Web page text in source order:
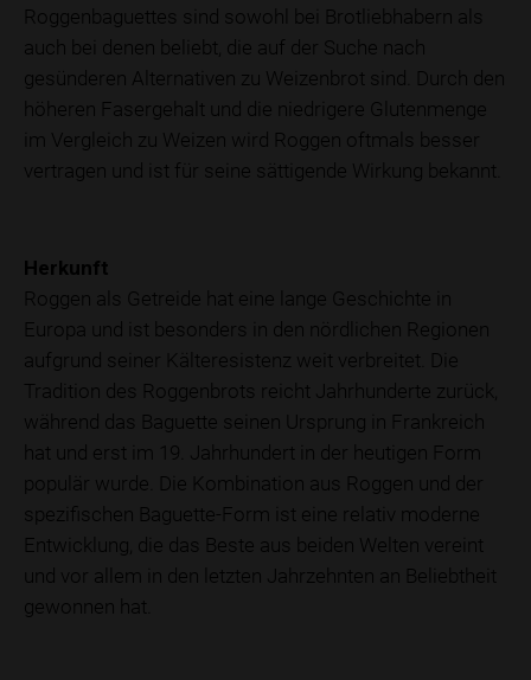
Roggenbaguettes sind sowohl bei Brotliebhabern als
auch bei denen beliebt, die auf der Suche nach
gesünderen Alternativen zu Weizenbrot sind. Durch den
höheren Fasergehalt und die niedrigere Glutenmenge
im Vergleich zu Weizen wird Roggen oftmals besser
vertragen und ist für seine sättigende Wirkung bekannt.
Herkunft
Roggen als Getreide hat eine lange Geschichte in
Europa und ist besonders in den nördlichen Regionen
aufgrund seiner Kälteresistenz weit verbreitet. Die
Tradition des Roggenbrots reicht Jahrhunderte zurück,
während das Baguette seinen Ursprung in Frankreich
hat und erst im 19. Jahrhundert in der heutigen Form
populär wurde. Die Kombination aus Roggen und der
spezifischen Baguette-Form ist eine relativ moderne
Entwicklung, die das Beste aus beiden Welten vereint
und vor allem in den letzten Jahrzehnten an Beliebtheit
gewonnen hat.